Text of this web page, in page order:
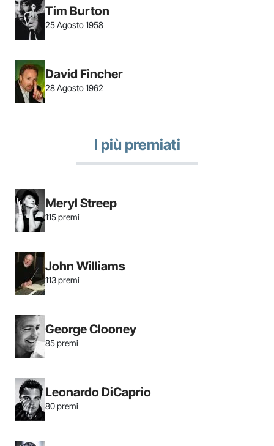
Tim Burton
25 Agosto 1958
David Fincher
28 Agosto 1962
I più premiati
Meryl Streep
115 premi
John Williams
113 premi
George Clooney
85 premi
Leonardo DiCaprio
80 premi